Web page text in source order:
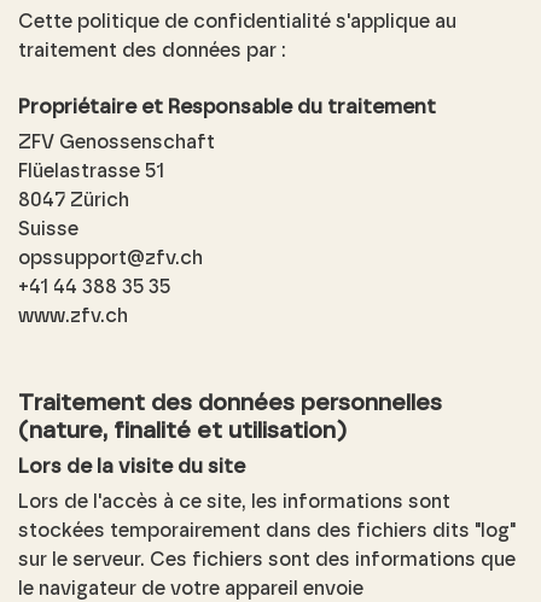
Cette politique de confidentialité s'applique au
traitement des données par :
Propriétaire et Responsable du traitement
ZFV Genossenschaft
Flüelastrasse 51
8047 Zürich
Suisse
opssupport@zfv.ch
+41 44 388 35 35
www.zfv.ch
Traitement des données personnelles
(nature, finalité et utilisation)
Lors de la visite du site
Lors de l'accès à ce site, les informations sont
stockées temporairement dans des fichiers dits "log"
sur le serveur. Ces fichiers sont des informations que
le navigateur de votre appareil envoie